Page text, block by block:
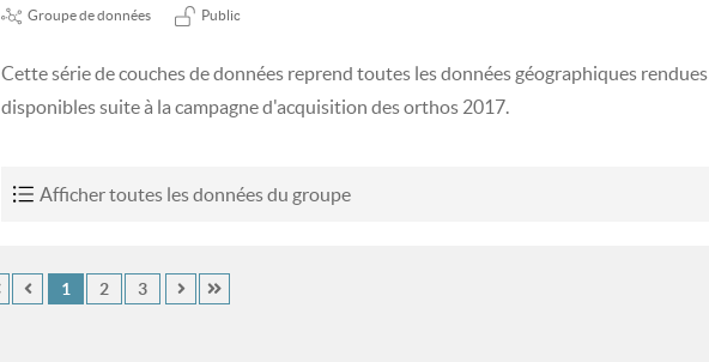
Groupe de données Public
Cette série de couches de données reprend toutes les données géographiques rendues
disponibles suite à la campagne d'acquisition des orthos 2017.
Afficher toutes les données du groupe
1 2 3